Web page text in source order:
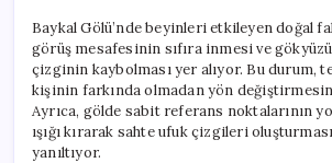
Baykal Gölü’nde beyinleri etkileyen doğal
görüş mesafesinin sıfıra inmesi ve
çizginin kaybolması yer alıyor. Bu durum,
kişinin farkında olmadan yön
Ayrıca, gölde sabit referans noktalarının
ışığı kırarak sahte ufuk çizgileri
yanıltıyor.